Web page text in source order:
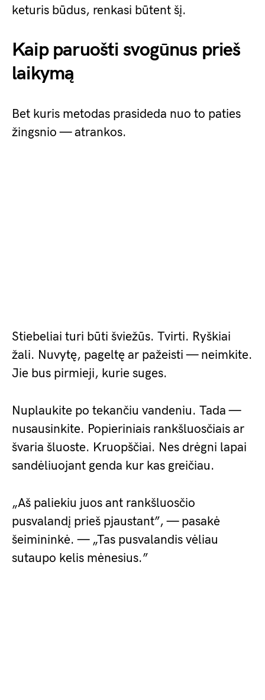
keturis būdus, renkasi būtent šį.
Kaip paruošti svogūnus prieš
laikymą
Bet kuris metodas prasideda nuo to paties
žingsnio — atrankos.
Stiebeliai turi būti šviežūs. Tvirti. Ryškiai
žali. Nuvytę, pageltę ar pažeisti — neimkite.
Jie bus pirmieji, kurie suges.
Nuplaukite po tekančiu vandeniu. Tada —
nusausinkite. Popieriniais rankšluosčiais ar
švaria šluoste. Kruopščiai. Nes drėgni lapai
sandėliuojant genda kur kas greičiau.
„Aš paliekiu juos ant rankšluosčio
pusvalandį prieš pjaustant”, — pasakė
šeimininkė. — „Tas pusvalandis vėliau
sutaupo kelis mėnesius.”